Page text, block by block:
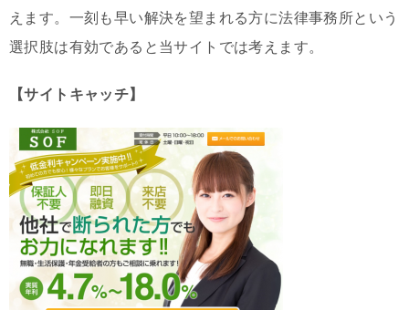
えます。一刻も早い解決を望まれる方に法律事務所という
選択肢は有効であると当サイトでは考えます。
【サイトキャッチ】